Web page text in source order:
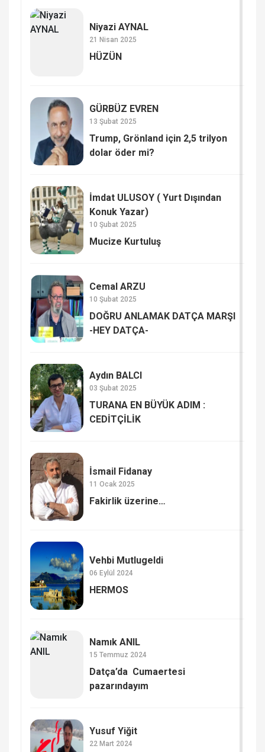
Niyazi AYNAL
21 Nisan 2025
HÜZÜN
GÜRBÜZ EVREN
13 Şubat 2025
Trump, Grönland için 2,5 trilyon
dolar öder mi?
İmdat ULUSOY ( Yurt Dışından
Konuk Yazar)
10 Şubat 2025
Mucize Kurtuluş
Cemal ARZU
10 Şubat 2025
DOĞRU ANLAMAK DATÇA MARŞI
-HEY DATÇA-
Aydın BALCI
03 Şubat 2025
TURANA EN BÜYÜK ADIM :
CEDİTÇİLİK
İsmail Fidanay
11 Ocak 2025
Fakirlik üzerine…
Vehbi Mutlugeldi
06 Eylül 2024
HERMOS​
Namık ANIL
15 Temmuz 2024
Datça’da Cumaertesi
pazarındayım
Yusuf Yiğit
22 Mart 2024